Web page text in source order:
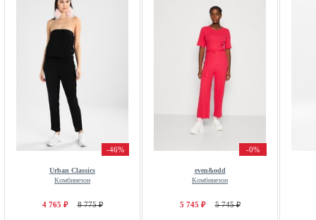
-46%
Urban Classics
Комбинезон
4 765 ₽ 8 775 ₽
-0%
even&odd
Комбинезон
5 745 ₽ 5 745 ₽